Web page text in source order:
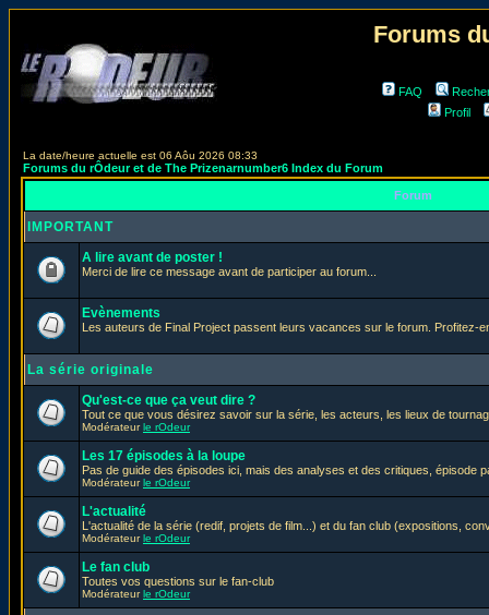
Forums
FAQ
Profil
La date/heure actuelle est 06 Aôu 2026 08:33
Forums du rÔdeur et de The Prizenarnumber6 Index du Forum
Forum
IMPORTANT
A lire avant de poster !
Merci de lire ce message avant de participer au forum...
Evènements
Les auteurs de Final Project passent leurs vacances sur le forum. Profitez-
La série originale
Qu'est-ce que ça veut dire ?
Tout ce que vous désirez savoir sur la série, les acteurs, les lieux de
Modérateurle rOdeur
Les 17 épisodes à la loupe
Pas de guide des épisodes ici, mais des analyses et des critiques, épisode
Modérateurle rOdeur
L'actualité
L'actualité de la série (redif, projets de film...) et du fan club (expositions,
Modérateurle rOdeur
Le fan club
Toutes vos questions sur le fan-club
Modérateurle rOdeur